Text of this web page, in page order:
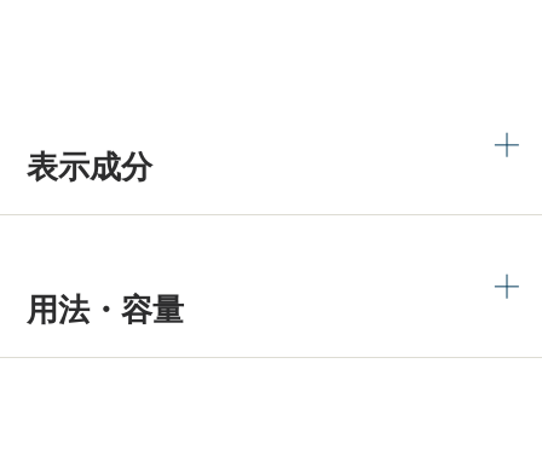
表示成分
用法・容量